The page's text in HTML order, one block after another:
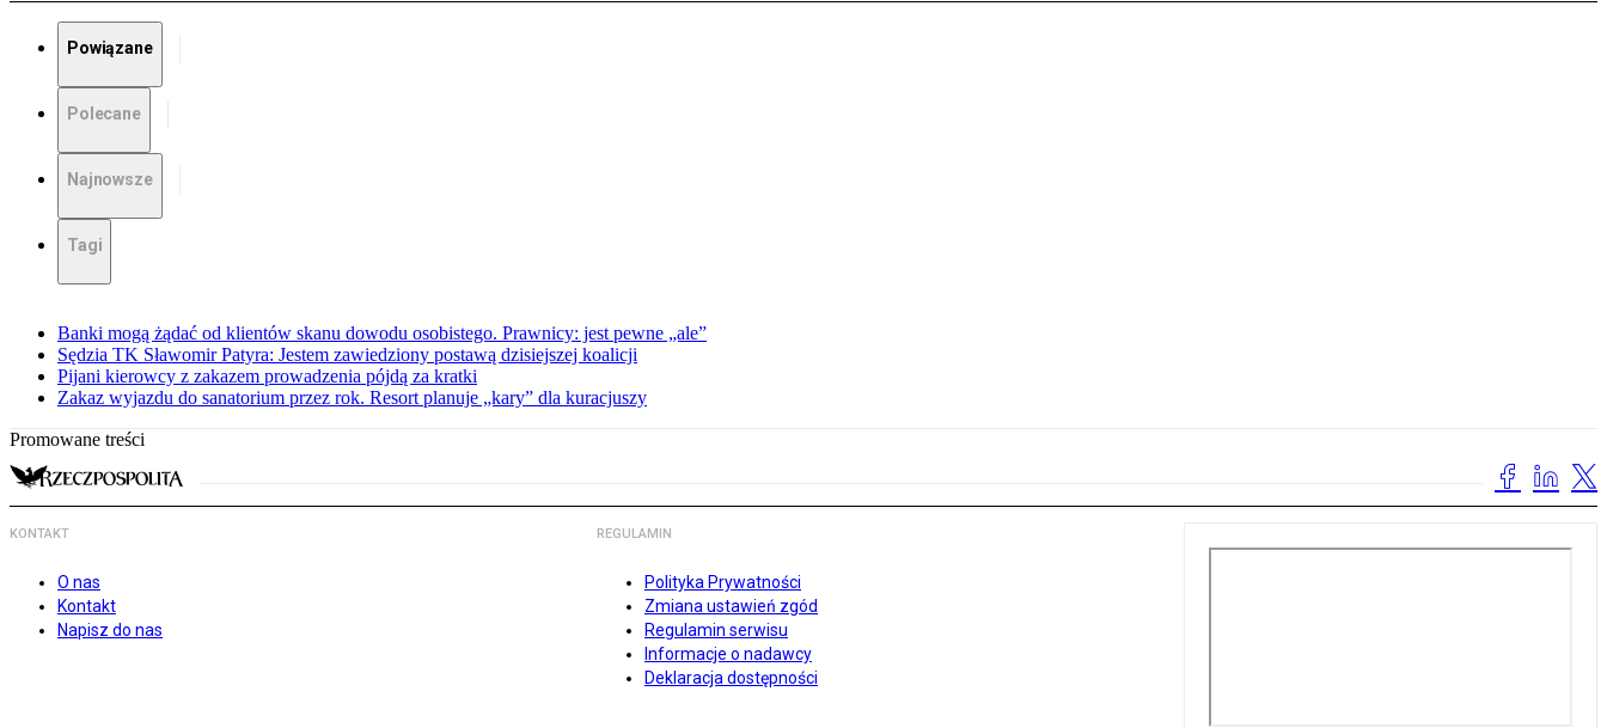
Powiązane
Polecane
Najnowsze
Tagi
Banki mogą żądać od klientów skanu dowodu osobistego. Prawnicy: jest pewne „ale”
Sędzia TK Sławomir Patyra: Jestem zawiedziony postawą dzisiejszej koalicji
Pijani kierowcy z zakazem prowadzenia pójdą za kratki
Zakaz wyjazdu do sanatorium przez rok. Resort planuje „kary” dla kuracjuszy
Promowane treści
KONTAKT
O nas
Kontakt
Napisz do nas
REGULAMIN
Polityka Prywatności
Zmiana ustawień zgód
Regulamin serwisu
Informacje o nadawcy
Deklaracja dostępności